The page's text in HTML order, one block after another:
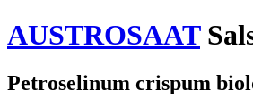
AUSTROSAAT
Petroselinum crispum